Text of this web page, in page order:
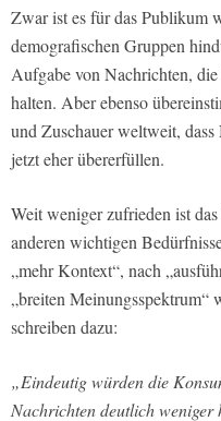
Zwar ist es für das Publikum
demografischen Gruppen
Aufgabe von Nachrichten,
halten. Aber ebenso
und Zuschauer weltweit,
jetzt eher übererfüllen.
Weit weniger zufrieden ist
anderen wichtigen
„mehr Kontext“, nach
„breiten Meinungsspektrum“
schreiben dazu:
„Eindeutig würden die
Nachrichten deutlich